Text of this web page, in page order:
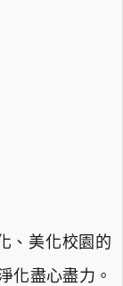
、美化校園的
化盡心盡力。